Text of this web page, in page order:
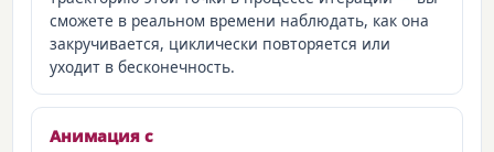
сможете в реальном времени наблюдать, как она
закручивается, циклически повторяется или
уходит в бесконечность.
Анимация c